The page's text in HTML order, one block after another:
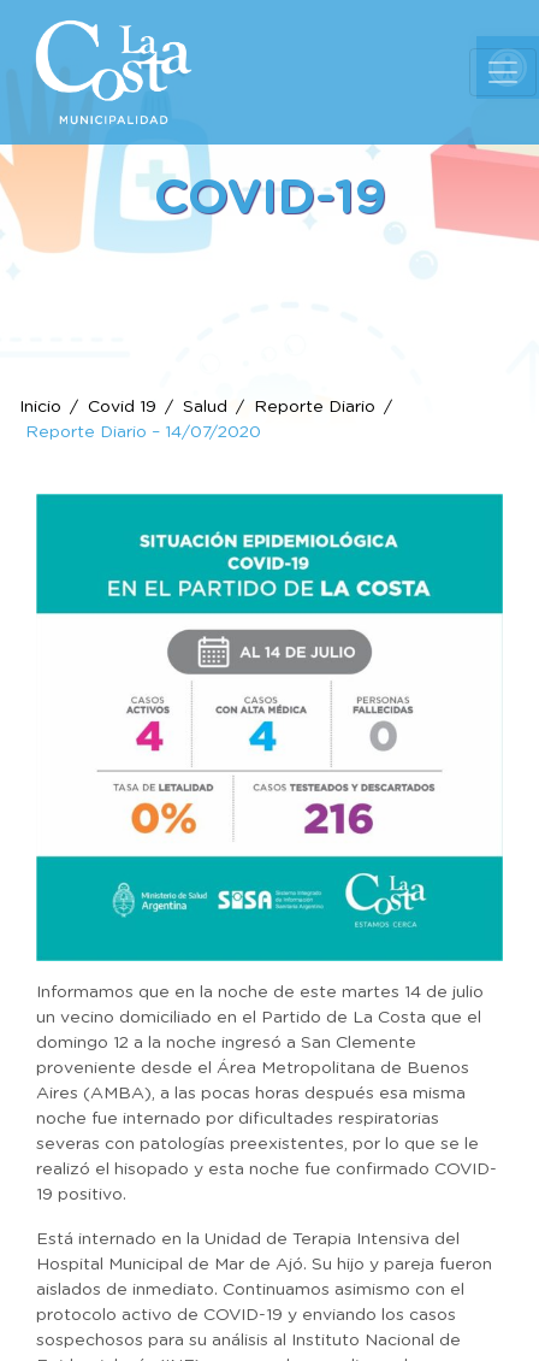
COVID-19
Inicio Covid 19 Salud
Reporte Diario
Reporte Diario – 14/07/2020
Informamos que en la noche de este martes 14 de julio
un vecino domiciliado en el Partido de La Costa que el
domingo 12 a la noche ingresó a San Clemente
proveniente desde el Área Metropolitana de Buenos
Aires (AMBA), a las pocas horas después esa misma
noche fue internado por dificultades respiratorias
severas con patologías preexistentes, por lo que se le
realizó el hisopado y esta noche fue confirmado COVID-
19 positivo.
Está internado en la Unidad de Terapia Intensiva del
Hospital Municipal de Mar de Ajó. Su hijo y pareja fueron
aislados de inmediato. Continuamos asimismo con el
protocolo activo de COVID-19 y enviando los casos
sospechosos para su análisis al Instituto Nacional de